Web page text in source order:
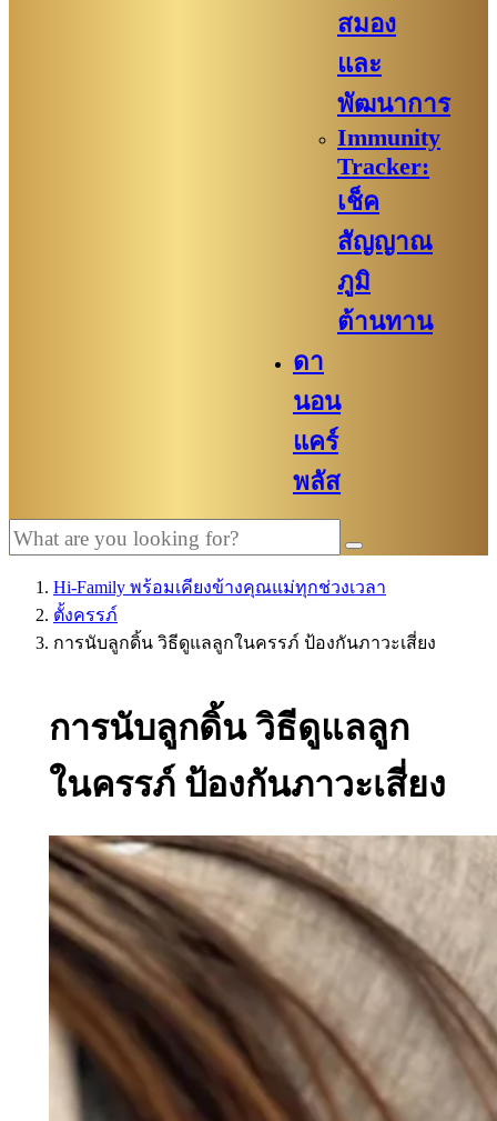
สมอง
และ
พัฒนาการ
Immunity
Tracker:
เช็ค
สัญญาณ
ภูมิ
ต้านทาน
ดา
นอน
แคร์
พลัส
Hi-Family พร้อมเคียงข้างคุณแม่ทุกช่วงเวลา
ตั้งครรภ์
การนับลูกดิ้น วิธีดูแลลูกในครรภ์ ป้องกันภาวะเสี่ยง
การนับลูกดิ้น วิธีดูแลลูก
ในครรภ์ ป้องกันภาวะเสี่ยง